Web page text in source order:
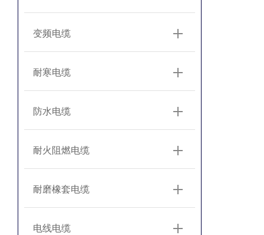
变频电缆
耐寒电缆
防水电缆
耐火阻燃电缆
耐磨橡套电缆
电线电缆